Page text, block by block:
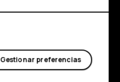
Gestionar preferencias